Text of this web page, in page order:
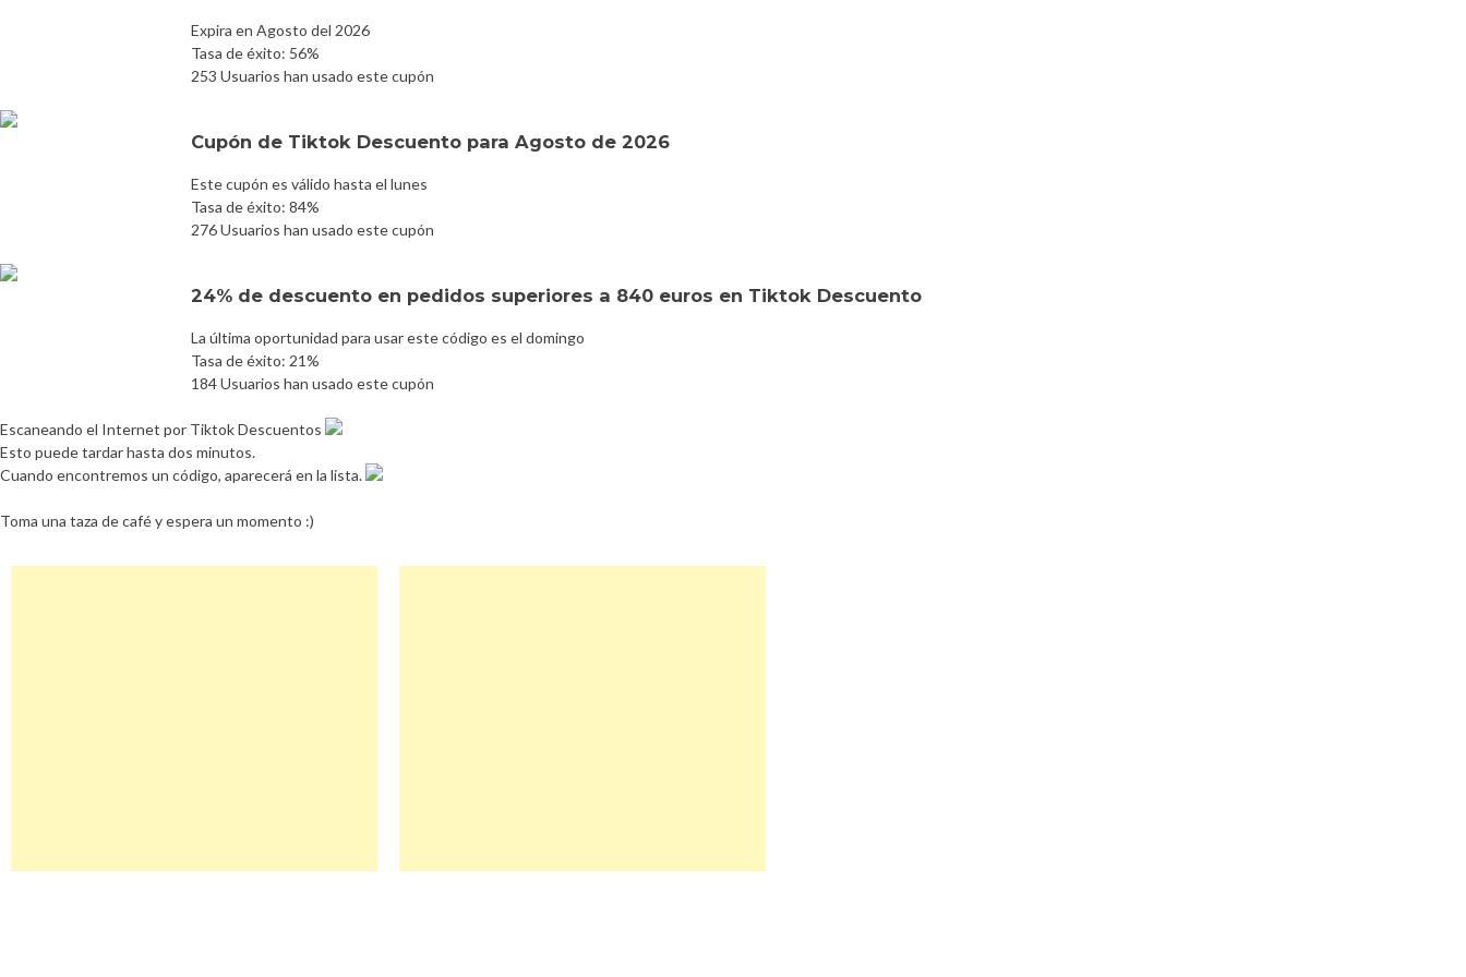
Expira en Agosto del 2026
Tasa de éxito: 56%
253 Usuarios han usado este cupón
Cupón de Tiktok Descuento para Agosto de 2026
Este cupón es válido hasta el lunes
Tasa de éxito: 84%
276 Usuarios han usado este cupón
24% de descuento en pedidos superiores a 840 euros en Tiktok Descuento
La última oportunidad para usar este código es el domingo
Tasa de éxito: 21%
184 Usuarios han usado este cupón
Escaneando el Internet por Tiktok Descuentos
Esto puede tardar hasta dos minutos.
Cuando encontremos un código, aparecerá en la lista.
Toma una taza de café y espera un momento :)